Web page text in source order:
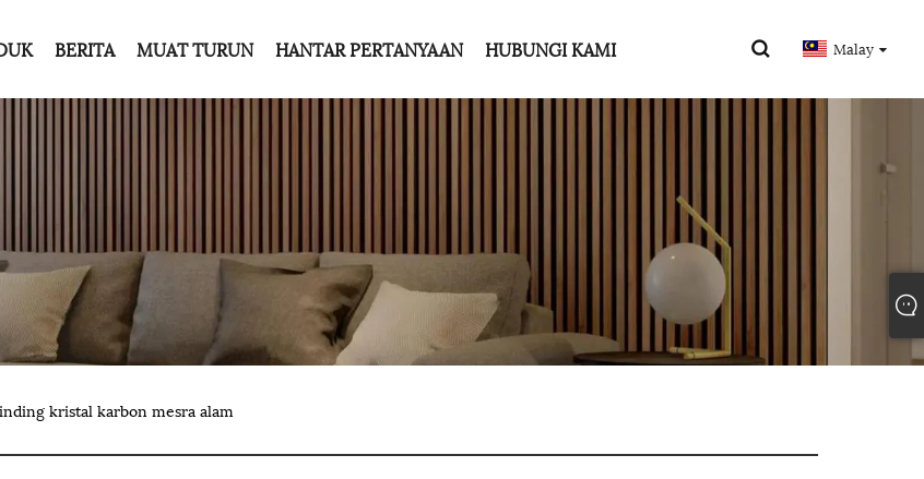
BERITA MUAT TURUN HANTAR PERTANYAAN HUBUNGI KAMI Malay
kristal karbon mesra alam